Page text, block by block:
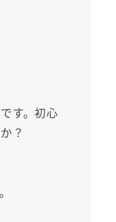
す。初心
？